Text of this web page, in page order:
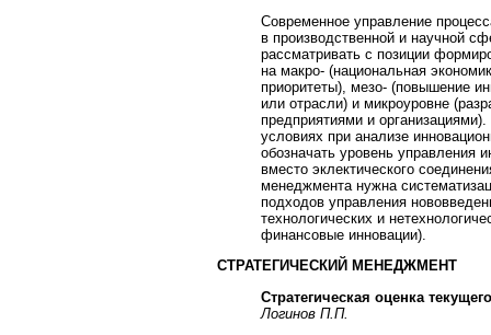
Современное управление
в производственной и научной
рассматривать с позиции
на макро- (национальная
приоритеты), мезо- (повышение
или отрасли) и микроуровне
предприятиями и
условиях при анализе
обозначать уровень управления
вместо эклектического
менеджмента нужна
подходов управления
технологических и
финансовые инновации).
СТРАТЕГИЧЕСКИЙ МЕНЕДЖМЕНТ
Стратегическая оценка
Логинов П.П.